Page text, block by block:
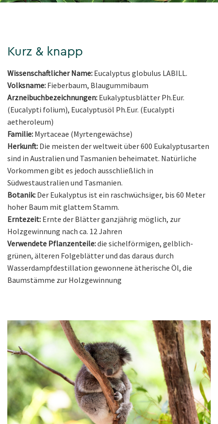
Kurz & knapp
Wissenschaftlicher Name: Eucalyptus globulus LABILL.
Volksname: Fieberbaum, Blaugummibaum
Arzneibuchbezeichnungen: Eukalyptusblätter Ph.Eur.
(Eucalypti folium), Eucalyptusöl Ph.Eur. (Eucalypti
aetheroleum)
Familie: Myrtaceae (Myrtengewächse)
Herkunft: Die meisten der weltweit über 600 Eukalyptusarten
sind in Australien und Tasmanien beheimatet. Natürliche
Vorkommen gibt es jedoch ausschließlich in
Südwestaustralien und Tasmanien.
Botanik: Der Eukalyptus ist ein raschwüchsiger, bis 60 Meter
hoher Baum mit glattem Stamm.
Erntezeit: Ernte der Blätter ganzjährig möglich, zur
Holzgewinnung nach ca. 12 Jahren
Verwendete Pflanzenteile:die sichelförmigen, gelblich-
grünen, älteren Folgeblätter und das daraus durch
Wasserdampfdestillation gewonnene ätherische Öl, die
Baumstämme zur Holzgewinnung